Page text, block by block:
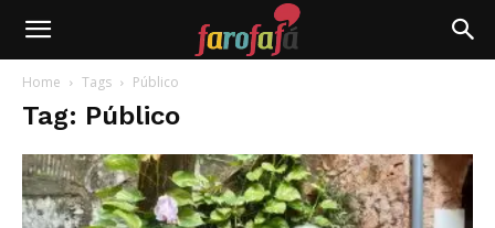
Farofafá
Home Tags Público
Tag: Público